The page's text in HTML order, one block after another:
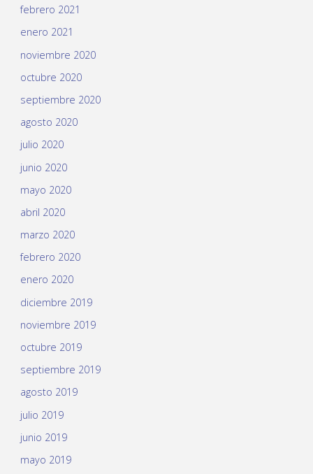
febrero 2021
enero 2021
noviembre 2020
octubre 2020
septiembre 2020
agosto 2020
julio 2020
junio 2020
mayo 2020
abril 2020
marzo 2020
febrero 2020
enero 2020
diciembre 2019
noviembre 2019
octubre 2019
septiembre 2019
agosto 2019
julio 2019
junio 2019
mayo 2019